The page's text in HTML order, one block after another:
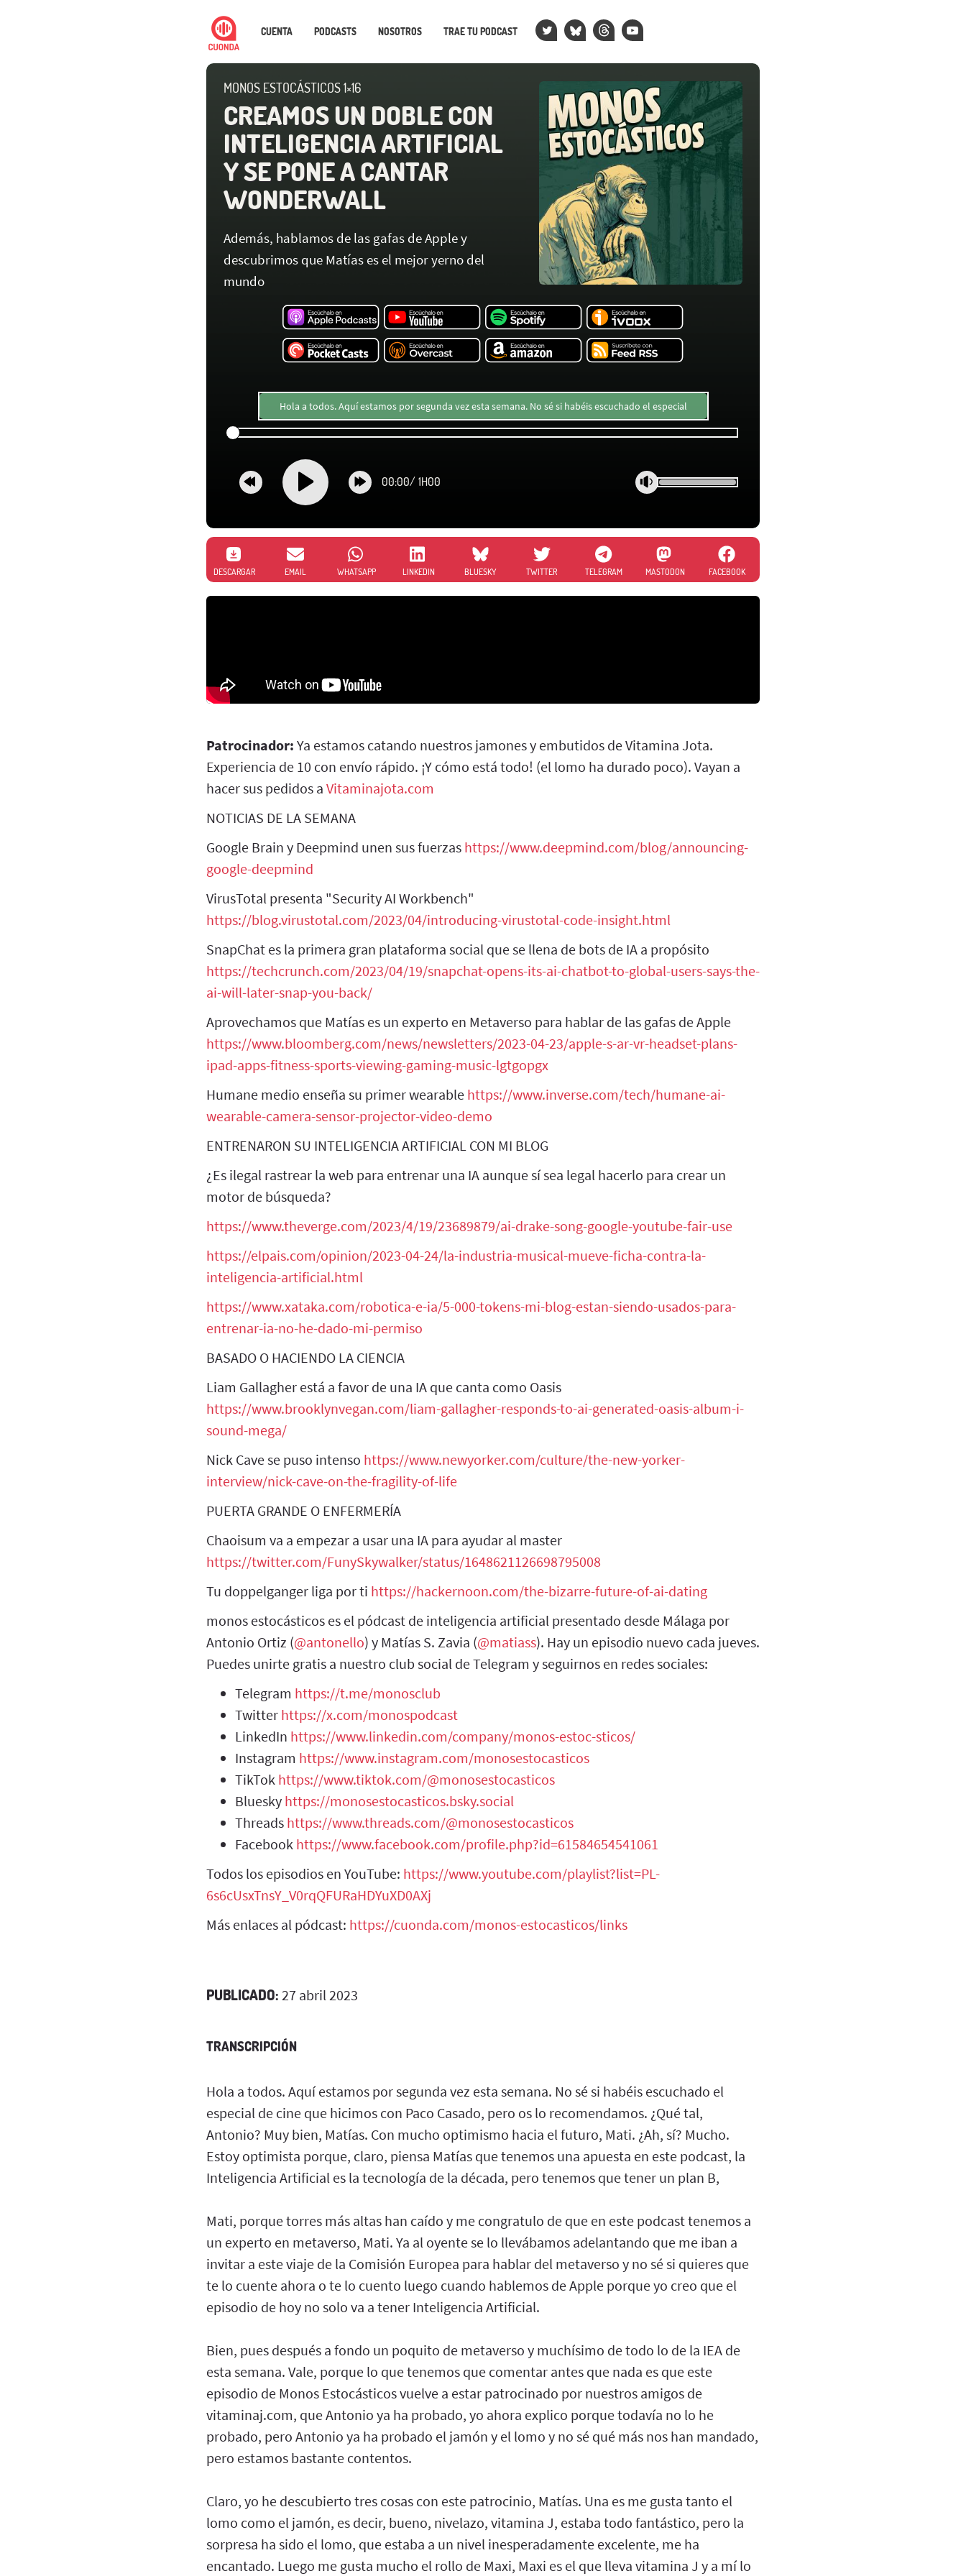
CUENTA PODCASTS NOSOTROS TRAE TU PODCAST
MONOS ESTOCÁSTICOS 1×16
CREAMOS UN DOBLE CON
INTELIGENCIA ARTIFICIAL
Y SE PONE A CANTAR
WONDERWALL
Además, hablamos de las gafas de Apple y
descubrimos que Matías es el mejor yerno del
mundo
Hola a todos. Aquí estamos por segunda vez esta semana. No sé si habéis escuchado el especial
00:00/ 1H00
DESCARGAR EMAIL WHATSAPP LINKEDIN BLUESKY TWITTER TELEGRAM MASTODON FACEBOOK
Patrocinador: Ya estamos catando nuestros jamones y embutidos de Vitamina Jota.
Experiencia de 10 con envío rápido. ¡Y cómo está todo! (el lomo ha durado poco). Vayan a
hacer sus pedidos a Vitaminajota.com
NOTICIAS DE LA SEMANA
Google Brain y Deepmind unen sus fuerzas https://www.deepmind.com/blog/announcing-
google-deepmind
VirusTotal presenta "Security AI Workbench"
https://blog.virustotal.com/2023/04/introducing-virustotal-code-insight.html
SnapChat es la primera gran plataforma social que se llena de bots de IA a propósito
https://techcrunch.com/2023/04/19/snapchat-opens-its-ai-chatbot-to-global-users-says-the-
ai-will-later-snap-you-back/
Aprovechamos que Matías es un experto en Metaverso para hablar de las gafas de Apple
https://www.bloomberg.com/news/newsletters/2023-04-23/apple-s-ar-vr-headset-plans-
ipad-apps-fitness-sports-viewing-gaming-music-lgtgopgx
Humane medio enseña su primer wearable https://www.inverse.com/tech/humane-ai-
wearable-camera-sensor-projector-video-demo
ENTRENARON SU INTELIGENCIA ARTIFICIAL CON MI BLOG
¿Es ilegal rastrear la web para entrenar una IA aunque sí sea legal hacerlo para crear un
motor de búsqueda?
https://www.theverge.com/2023/4/19/23689879/ai-drake-song-google-youtube-fair-use
https://elpais.com/opinion/2023-04-24/la-industria-musical-mueve-ficha-contra-la-
inteligencia-artificial.html
https://www.xataka.com/robotica-e-ia/5-000-tokens-mi-blog-estan-siendo-usados-para-
entrenar-ia-no-he-dado-mi-permiso
BASADO O HACIENDO LA CIENCIA
Liam Gallagher está a favor de una IA que canta como Oasis
https://www.brooklynvegan.com/liam-gallagher-responds-to-ai-generated-oasis-album-i-
sound-mega/
Nick Cave se puso intenso https://www.newyorker.com/culture/the-new-yorker-
interview/nick-cave-on-the-fragility-of-life
PUERTA GRANDE O ENFERMERÍA
Chaoisum va a empezar a usar una IA para ayudar al master
https://twitter.com/FunySkywalker/status/1648621126698795008
Tu doppelganger liga por ti https://hackernoon.com/the-bizarre-future-of-ai-dating
monos estocásticos es el pódcast de inteligencia artificial presentado desde Málaga por
Antonio Ortiz (@antonello) y Matías S. Zavia (@matiass). Hay un episodio nuevo cada jueves.
Puedes unirte gratis a nuestro club social de Telegram y seguirnos en redes sociales:
Telegram https://t.me/monosclub
Twitter https://x.com/monospodcast
LinkedIn https://www.linkedin.com/company/monos-estoc-sticos/
Instagram https://www.instagram.com/monosestocasticos
TikTok https://www.tiktok.com/@monosestocasticos
Bluesky https://monosestocasticos.bsky.social
Threads https://www.threads.com/@monosestocasticos
Facebook https://www.facebook.com/profile.php?id=61584654541061
Todos los episodios en YouTube: https://www.youtube.com/playlist?list=PL-
6s6cUsxTnsY_V0rqQFURaHDYuXD0AXj
Más enlaces al pódcast: https://cuonda.com/monos-estocasticos/links
PUBLICADO: 27 abril 2023
TRANSCRIPCIÓN
Hola a todos. Aquí estamos por segunda vez esta semana. No sé si habéis escuchado el
especial de cine que hicimos con Paco Casado, pero os lo recomendamos. ¿Qué tal,
Antonio? Muy bien, Matías. Con mucho optimismo hacia el futuro, Mati. ¿Ah, sí? Mucho.
Estoy optimista porque, claro, piensa Matías que tenemos una apuesta en este podcast, la
Inteligencia Artificial es la tecnología de la década, pero tenemos que tener un plan B,
Mati, porque torres más altas han caído y me congratulo de que en este podcast tenemos a
un experto en metaverso, Mati. Ya al oyente se lo llevábamos adelantando que me iban a
invitar a este viaje de la Comisión Europea para hablar del metaverso y no sé si quieres que
te lo cuente ahora o te lo cuento luego cuando hablemos de Apple porque yo creo que el
episodio de hoy no solo va a tener Inteligencia Artificial.
Bien, pues después a fondo un poquito de metaverso y muchísimo de todo lo de la IEA de
esta semana. Vale, porque lo que tenemos que comentar antes que nada es que este
episodio de Monos Estocásticos vuelve a estar patrocinado por nuestros amigos de
vitaminaj.com, que Antonio ya ha probado, yo ahora explico porque todavía no lo he
probado, pero Antonio ya ha probado el jamón y el lomo y no sé qué más nos han mandado,
pero estamos bastante contentos.
Claro, yo he descubierto tres cosas con este patrocinio, Matías. Una es me gusta tanto el
lomo como el jamón, es decir, bueno, nivelazo, vitamina J, estaba todo fantástico, pero la
sorpresa ha sido el lomo, que estaba a un nivel inesperadamente excelente, me ha
encantado. Luego me gusta mucho el rollo de Maxi, Maxi es el que lleva vitamina J y a mí lo